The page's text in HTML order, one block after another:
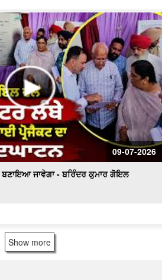
09-07-2026
ਬਣਾਇਆ ਜਾਵੇਗਾ - ਬਰਿੰਦਰ ਕੁਮਾਰ ਗੋਇਲ
Show more